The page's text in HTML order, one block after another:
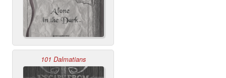
101 Dalmatians